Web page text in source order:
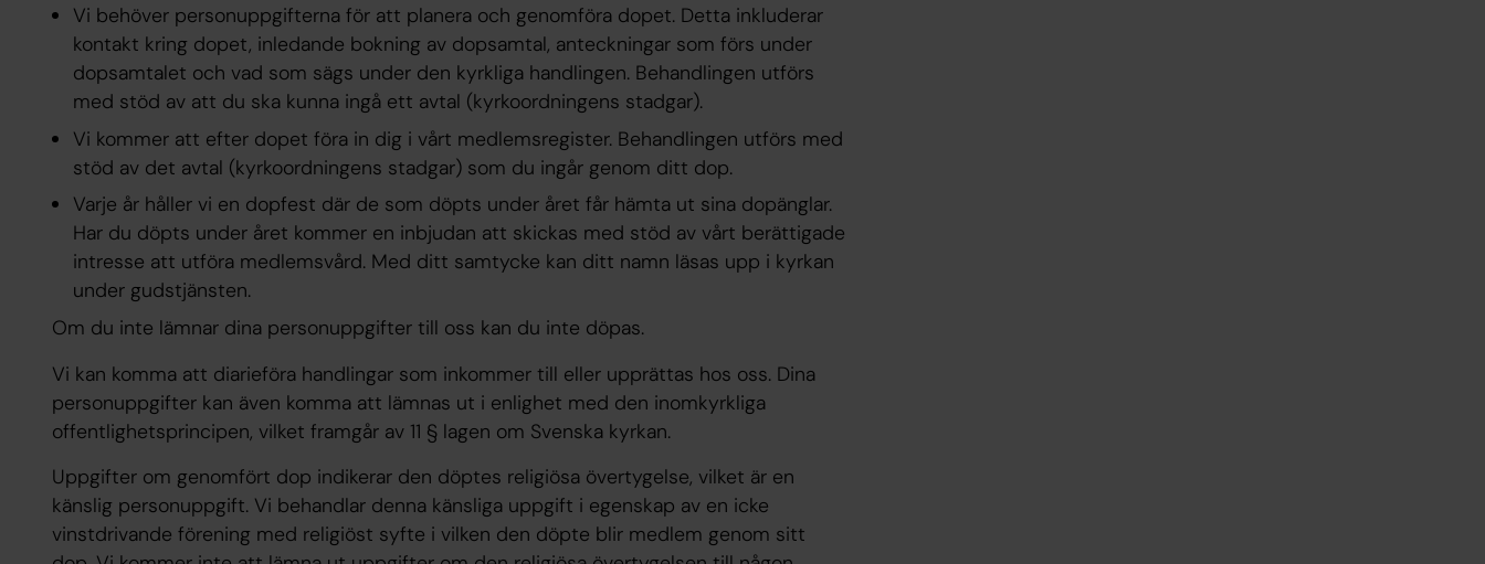
Vi behöver personuppgifterna för att planera och genomföra dopet. Detta inkluderar
kontakt kring dopet, inledande bokning av dopsamtal, anteckningar som förs under
dopsamtalet och vad som sägs under den kyrkliga handlingen. Behandlingen utförs
med stöd av att du ska kunna ingå ett avtal (kyrkoordningens stadgar).
Vi kommer att efter dopet föra in dig i vårt medlemsregister. Behandlingen utförs med
stöd av det avtal (kyrkoordningens stadgar) som du ingår genom ditt dop.
Varje år håller vi en dopfest där de som döpts under året får hämta ut sina dopänglar.
Har du döpts under året kommer en inbjudan att skickas med stöd av vårt berättigade
intresse att utföra medlemsvård. Med ditt samtycke kan ditt namn läsas upp i kyrkan
under gudstjänsten.
Om du inte lämnar dina personuppgifter till oss kan du inte döpas.
Vi kan komma att diarieföra handlingar som inkommer till eller upprättas hos oss. Dina
personuppgifter kan även komma att lämnas ut i enlighet med den inomkyrkliga
offentlighetsprincipen, vilket framgår av 11 § lagen om Svenska kyrkan.
Uppgifter om genomfört dop indikerar den döptes religiösa övertygelse, vilket är en
känslig personuppgift. Vi behandlar denna känsliga uppgift i egenskap av en icke
vinstdrivande förening med religiöst syfte i vilken den döpte blir medlem genom sitt